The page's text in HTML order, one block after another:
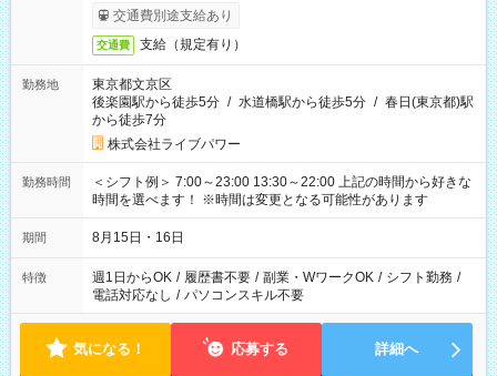
交通費別途支給あり
交通費 支給（規定有り）
勤務地
東京都文京区
後楽園駅から徒歩5分 / 水道橋駅から徒歩5分 / 春日(東京都)駅
から徒歩7分
株式会社ライブパワー
勤務時間
＜シフト例＞ 7:00～23:00 13:30～22:00 上記の時間から好きな
時間を選べます！ ※時間は変更となる可能性があります
期間 8月15日・16日
特徴 週1日からOK / 履歴書不要 / 副業・WワークOK / シフト勤務 /
電話対応なし / パソコンスキル不要
気になる！ 応募する 詳細へ